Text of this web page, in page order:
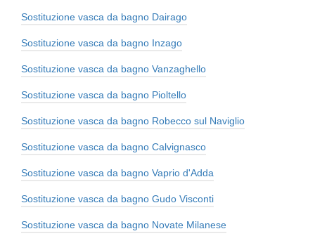
Sostituzione vasca da bagno Dairago
Sostituzione vasca da bagno Inzago
Sostituzione vasca da bagno Vanzaghello
Sostituzione vasca da bagno Pioltello
Sostituzione vasca da bagno Robecco sul Naviglio
Sostituzione vasca da bagno Calvignasco
Sostituzione vasca da bagno Vaprio d'Adda
Sostituzione vasca da bagno Gudo Visconti
Sostituzione vasca da bagno Novate Milanese